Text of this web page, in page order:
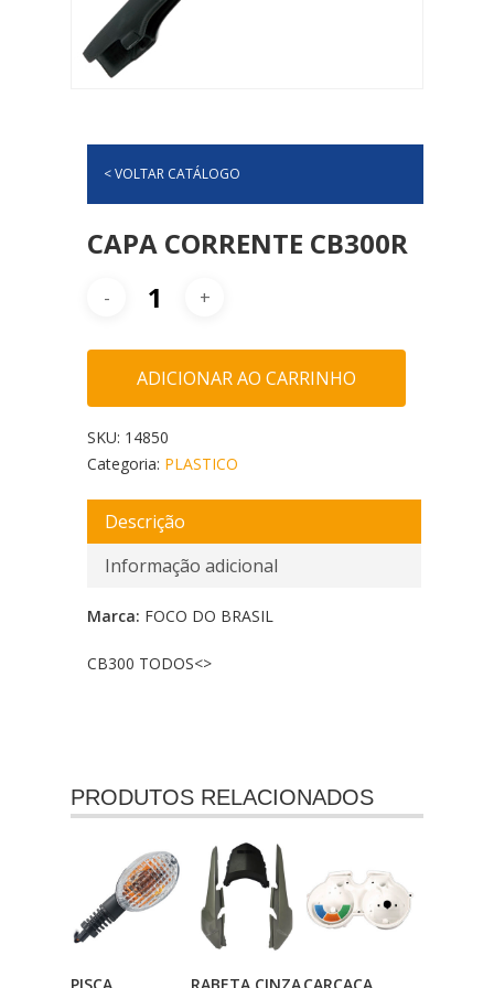
< VOLTAR CATÁLOGO
CAPA CORRENTE CB300R
ADICIONAR AO CARRINHO
SKU: 14850
Categoria: PLASTICO
Descrição
Informação adicional
Marca: FOCO DO BRASIL
CB300 TODOS<>
PRODUTOS RELACIONADOS